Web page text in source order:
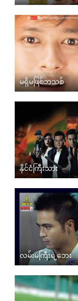
မရှိမဖြစ်ဘသစ်
နိုင်ငံကြီးသား
လမ်းမကြီးရဲ့ဘေး